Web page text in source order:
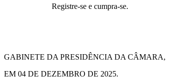
Registre-se e cumpra-se.
GABINETE DA PRESIDÊNCIA DA CÂMARA,
EM 04 DE DEZEMBRO DE 2025.